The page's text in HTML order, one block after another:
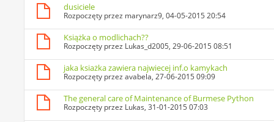
dusiciele
Rozpoczęty przez marynarz9, 04-05-2015 20:54
Książka o modlichach??
Rozpoczęty przez Lukas_d2005, 29-06-2015 08:51
jaka ksiażka zawiera najwiecej inf.o kamykach
Rozpoczęty przezavabela, 27-06-2015 09:09
The general care of Maintenance of Burmese Python
Rozpoczęty przez Lukas, 31-01-2015 07:03